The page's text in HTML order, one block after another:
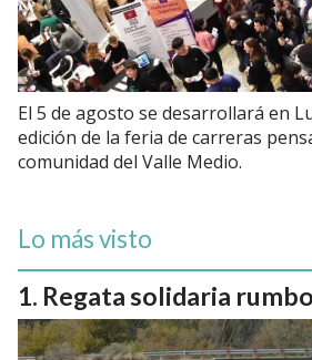
El 5 de agosto se desarrollará en
edición de la feria de carreras
comunidad del Valle Medio.
Lo más visto
Regata solidaria